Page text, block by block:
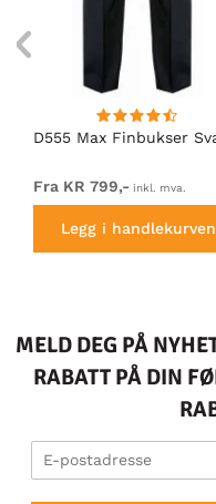
D555 Max Finbukser
Fra KR 799,- inkl. mva.
Legg i handlekurven
MELD DEG PÅ
RABATT PÅ DIN